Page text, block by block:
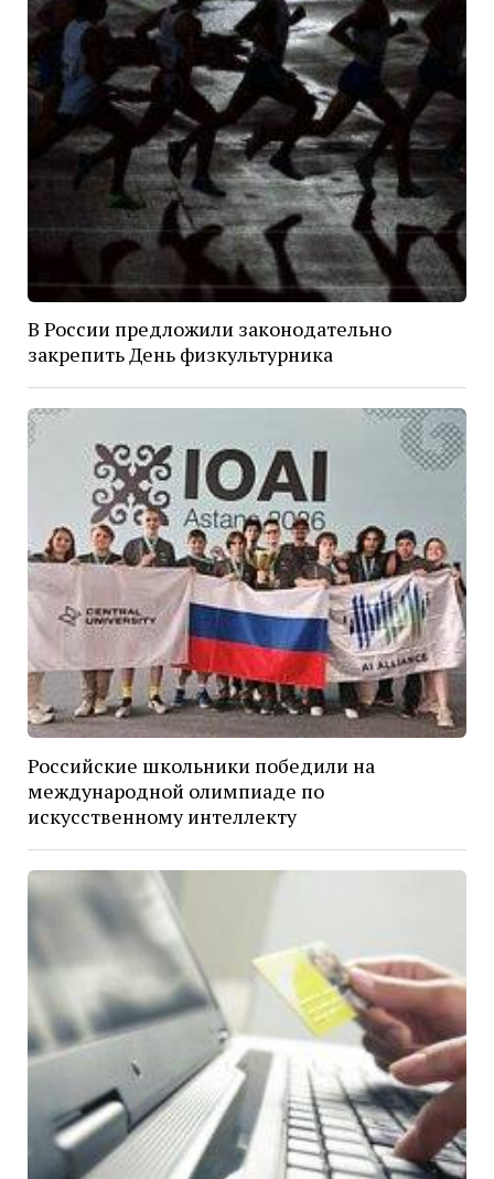
В России предложили законодательно
закрепить День физкультурника
Российские школьники победили на
международной олимпиаде по
искусственному интеллекту